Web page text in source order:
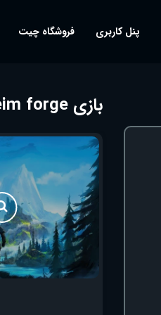
پنل کاربری فروشگاه چیت
بازی valheim forge